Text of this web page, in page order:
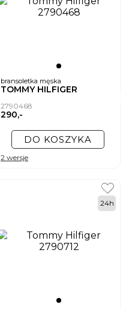
bransoletka męska
TOMMY HILFIGER
2790468
290,-
DO KOSZYKA
2 wersje
24h